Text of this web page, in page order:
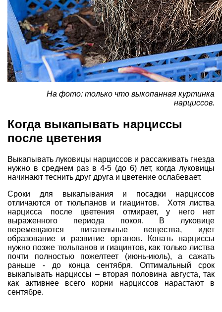
На фото: только что выкопанная куртинка
нарциссов.
Когда выкапывать нарциссы
после цветения
Выкапывать луковицы нарциссов и рассаживать гнезда
нужно в среднем раз в 4-5 (до 6) лет, когда луковицы
начинают теснить друг друга и цветение ослабевает.
Сроки для выкапывания и посадки нарциссов
отличаются от тюльпанов и гиацинтов. Хотя листва
нарцисса после цветения отмирает, у него нет
выраженного периода покоя. В луковице
перемещаются питательные вещества, идет
образование и развитие органов. Копать нарциссы
нужно позже тюльпанов и гиацинтов, как только листва
почти полностью пожелтеет (июнь-июль), а сажать
раньше - до конца сентября. Оптимальный срок
выкапывать нарциссы – вторая половина августа, так
как активнее всего корни нарциссов нарастают в
сентябре.